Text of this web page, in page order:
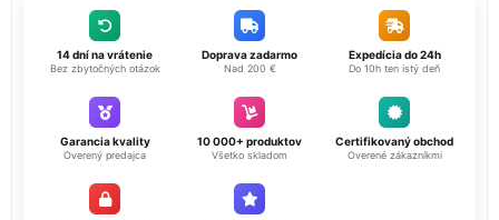
14 dní na vrátenie
Bez zbytočných otázok
Doprava zadarmo
Nad 200 €
Expedícia do 24h
Do 10h ten istý deň
Garancia kvality
Overený predajca
10 000+ produktov
Všetko skladom
Certifikovaný obchod
Overené zákazníkmi